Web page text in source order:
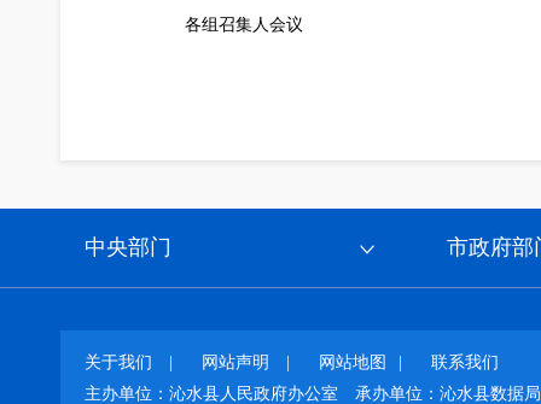
各组召集人会议
中央部门 市政府部
关于我们 网站声明 网站地图
联系我们
主办单位：沁水县人民政府办公室
承办单位：沁水县数据局